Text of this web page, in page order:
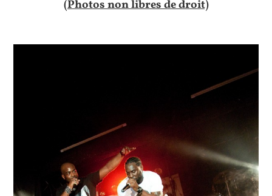
(Photos non libres de droit)